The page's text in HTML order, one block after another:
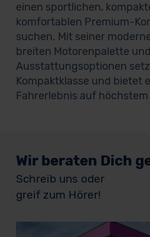
einen sportlichen,
komfortablen Premium-
suchen. Mit seiner
breiten Motorenpalette
Ausstattungsoptionen
Kompaktklasse und bietet
Fahrerlebnis auf höchstem
Wir beraten Dich
Schreib uns oder
greif zum Hörer!